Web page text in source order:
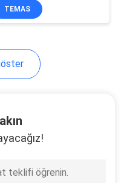
TEMAS